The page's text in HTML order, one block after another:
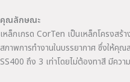
คุณลักษณะ
เหล็กเกรด CorTen เป็นเหล็กโครงส
สภาพการทำงานในบรรยากาศ ซึ่งให้คุ
SS400 ถึง 3 เท่าโดยไม่ต้องทาสี มีควา